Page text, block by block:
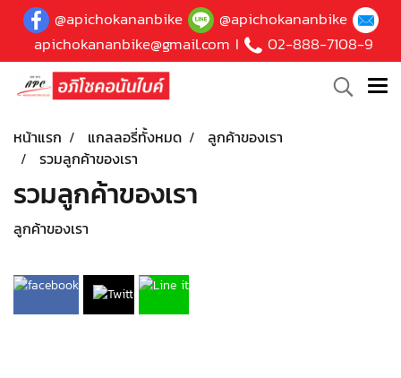
@apichokananbike
@apichokananbike
apichokananbike@gmail.com I 02-888-7108-9
หน้าแรก แกลลอรี่ทั้งหมด
ลูกค้าของเรา
รวมลูกค้าของเรา
รวมลูกค้าของเรา
ลูกค้าของเรา